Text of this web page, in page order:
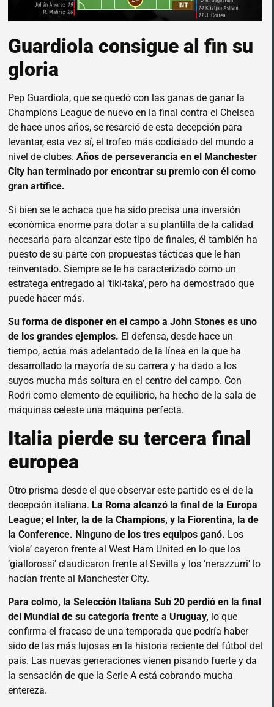
Guardiola consigue al fin su
gloria
Pep Guardiola, que se quedó con las ganas de ganar la
Champions League de nuevo en la final contra el Chelsea
de hace unos años, se resarció de esta decepción para
levantar, esta vez sí, el trofeo más codiciado del mundo a
nivel de clubes. Años de perseverancia en el Manchester
City han terminado por encontrar su premio con él como
gran artífice.
Si bien se le achaca que ha sido precisa una inversión
económica enorme para dotar a su plantilla de la calidad
necesaria para alcanzar este tipo de finales, él también ha
puesto de su parte con propuestas tácticas que le han
reinventado. Siempre se le ha caracterizado como un
estratega entregado al ‘tiki-taka’, pero ha demostrado que
puede hacer más.
Su forma de disponer en el campo a John Stones es uno
de los grandes ejemplos. El defensa, desde hace un
tiempo, actúa más adelantado de la línea en la que ha
desarrollado la mayoría de su carrera y ha dado a los
suyos mucha más soltura en el centro del campo. Con
Rodri como elemento de equilibrio, ha hecho de la sala de
máquinas celeste una máquina perfecta.
Italia pierde su tercera final
europea
Otro prisma desde el que observar este partido es el de la
decepción italiana. La Roma alcanzó la final de la Europa
League; el Inter, la de la Champions, y la Fiorentina, la de
la Conference. Ninguno de los tres equipos ganó. Los
‘viola’ cayeron frente al West Ham United en lo que los
‘giallorossi’ claudicaron frente al Sevilla y los ‘nerazzurri’ lo
hacían frente al Manchester City.
Para colmo, la Selección Italiana Sub 20 perdió en la final
del Mundial de su categoría frente a Uruguay, lo que
confirma el fracaso de una temporada que podría haber
sido de las más lujosas en la historia reciente del fútbol del
país. Las nuevas generaciones vienen pisando fuerte y da
la sensación de que la Serie A está cobrando mucha
entereza.